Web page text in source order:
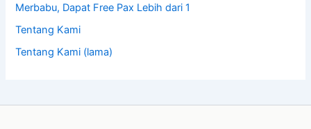
Merbabu, Dapat Free Pax Lebih dari 1
Tentang Kami
Tentang Kami (lama)